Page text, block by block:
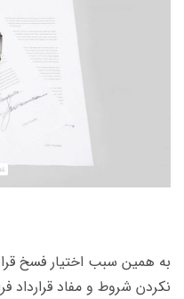
به همین سبب اختیار فسخ
نکردن شروط و مفاد قرارداد